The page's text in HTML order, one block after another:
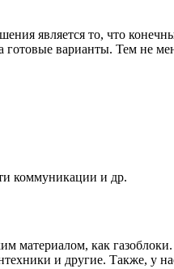
является то, что
готовые варианты. Тем не
коммуникации и др.
материалом, как
и другие. Также, у